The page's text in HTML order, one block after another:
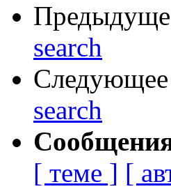
search
search
[ теме ] [